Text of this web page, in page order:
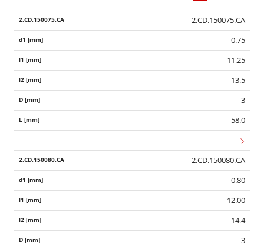
2.CD.150075.CA
0.75
11.25
13.5
3
58.0
2.CD.150080.CA
0.80
12.00
14.4
3